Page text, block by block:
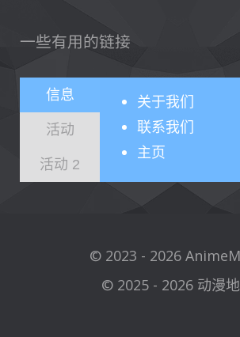
一些有用的链接
信息
活动
活动 2
关于我们
联系我们
主页
© 2023 - 2026
© 2025 - 2026 动漫